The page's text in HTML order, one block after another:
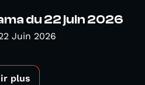
du 22 juin 2026
Juin 2026
plus